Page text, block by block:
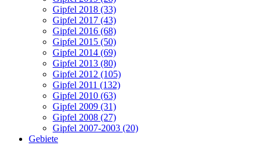
Gipfel 2018 (33)
Gipfel 2017 (43)
Gipfel 2016 (68)
Gipfel 2015 (50)
Gipfel 2014 (69)
Gipfel 2013 (80)
Gipfel 2012 (105)
Gipfel 2011 (132)
Gipfel 2010 (63)
Gipfel 2009 (31)
Gipfel 2008 (27)
Gipfel 2007-2003 (20)
Gebiete